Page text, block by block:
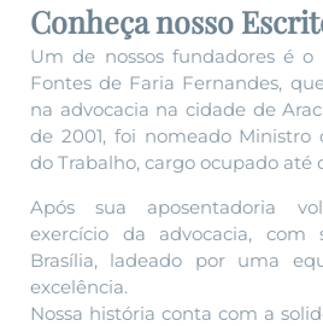
Conheça nosso
Um de nossos fundadores é o
Fontes de Faria Fernandes,
na advocacia na cidade de
de 2001, foi nomeado Ministro
do Trabalho, cargo ocupado até
Após sua aposentadoria
exercício da advocacia,
Brasília, ladeado por uma
excelência.
Nossa história conta com a